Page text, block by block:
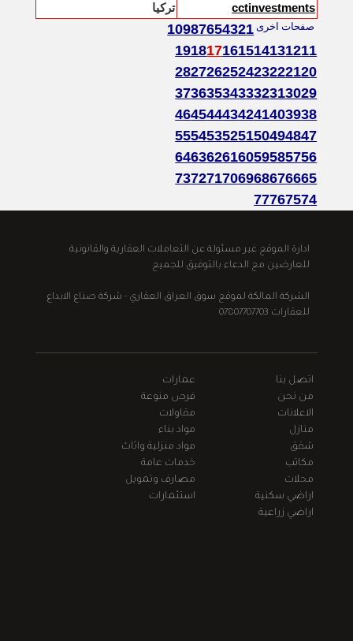
cctinvestments
تركيا
صفحات اخرى 1
2
3
4
5
6
7
8
9
10
11
12
13
14
15
16
17
18
19
20
21
22
23
24
25
26
27
28
29
30
31
32
33
34
35
36
37
38
39
40
41
42
43
44
45
46
47
48
49
50
51
52
53
54
55
56
57
58
59
60
61
62
63
64
65
66
67
68
69
70
71
72
73
74
75
76
77
ادارة الموقع غير مسئولة عن التعاملات العقارية والقانونية
للعارضين مع الدعاء بالتوفيق للجميع
الشركة المالكة لموقع سوق العراق العقاري - شركة صناع الابداع
للعقارات 07807707703
اتصل بنا
من نحن
الاعلانات
منازل
شقق
مكاتب
محلات
اراضي سكنية
اراضي زراعية
عمارات
فرص منوعة
مقاولات
مواد بناء
مواد منزلية واثاث
خدمات عامة
مصارف وتمويل
استثمارات